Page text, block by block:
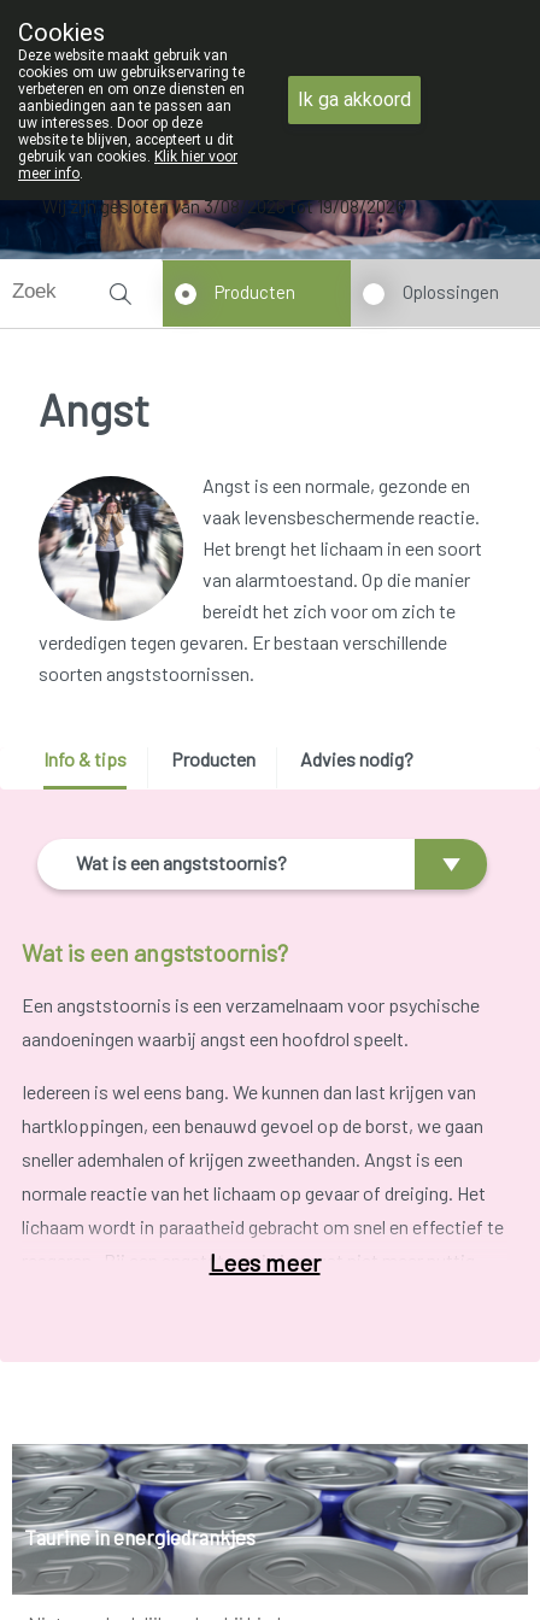
09 228 32 36
Wij zijn gesloten van 3/08/2026 tot 19/08/2026
Producten Oplossingen
Angst
Angst is een normale, gezonde en
vaak levensbeschermende reactie.
Het brengt het lichaam in een soort
van alarmtoestand. Op die manier
bereidt het zich voor om zich te
verdedigen tegen gevaren. Er bestaan verschillende
soorten angststoornissen.
Info & tips Producten Advies nodig?
Wat is een angststoornis?
Wat is een angststoornis?
Een angststoornis is een verzamelnaam voor psychische
aandoeningen waarbij angst een hoofdrol speelt.
Iedereen is wel eens bang. We kunnen dan last krijgen van
hartkloppingen, een benauwd gevoel op de borst, we gaan
sneller ademhalen of krijgen zweethanden. Angst is een
normale reactie van het lichaam op gevaar of dreiging. Het
lichaam wordt in paraatheid gebracht om snel en effectief te
reageren. Bij een angststoornis is angst niet meer nuttig,
Bij een dwangstoornis heeft men last van herhaaldelijk
terugkerende, opdringerige gedachten en/of beelden. Deze
roepen gevoelens van angst en spanning op. Als reactie
ontstaat dwangmatig gedrag (schoonmaken, wassen,…).
Lees meer
Taurine in energiedrankjes
Cookies
Deze website maakt gebruik van
cookies om uw gebruikservaring te
verbeteren en om onze diensten en
aanbiedingen aan te passen aan
uw interesses. Door op deze
website te blijven, accepteert u dit
gebruik van cookies. Klik hier voor
meer info.
Ik ga akkoord